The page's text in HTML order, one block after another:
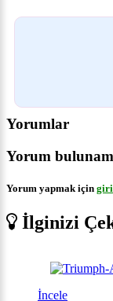
Yorumlar
Yorum
Yorum yapmak için
İlginizi
İncele